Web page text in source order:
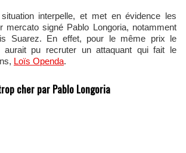
interpelle, et met en évidence les
mercato signé Pablo Longoria, notamment
Suarez. En effet, pour le même prix le
aurait pu recruter un attaquant qui fait le
Loïs Openda.
cher par Pablo Longoria